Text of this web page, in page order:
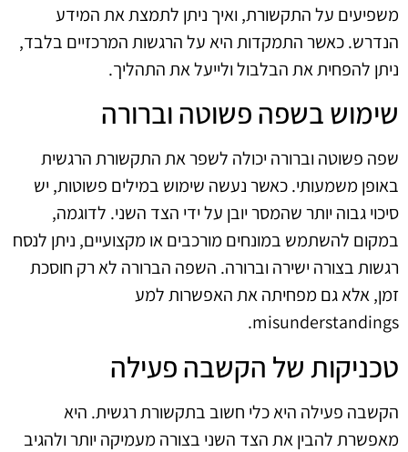
משפיעים על התקשורת, ואיך ניתן לתמצת את המידע
הנדרש. כאשר התמקדות היא על הרגשות המרכזיים בלבד,
ניתן להפחית את הבלבול ולייעל את התהליך.
שימוש בשפה פשוטה וברורה
שפה פשוטה וברורה יכולה לשפר את התקשורת הרגשית
באופן משמעותי. כאשר נעשה שימוש במילים פשוטות, יש
סיכוי גבוה יותר שהמסר יובן על ידי הצד השני. לדוגמה,
במקום להשתמש במונחים מורכבים או מקצועיים, ניתן לנסח
רגשות בצורה ישירה וברורה. השפה הברורה לא רק חוסכת
זמן, אלא גם מפחיתה את האפשרות למע
misunderstandings.
טכניקות של הקשבה פעילה
הקשבה פעילה היא כלי חשוב בתקשורת רגשית. היא
מאפשרת להבין את הצד השני בצורה מעמיקה יותר ולהגיב